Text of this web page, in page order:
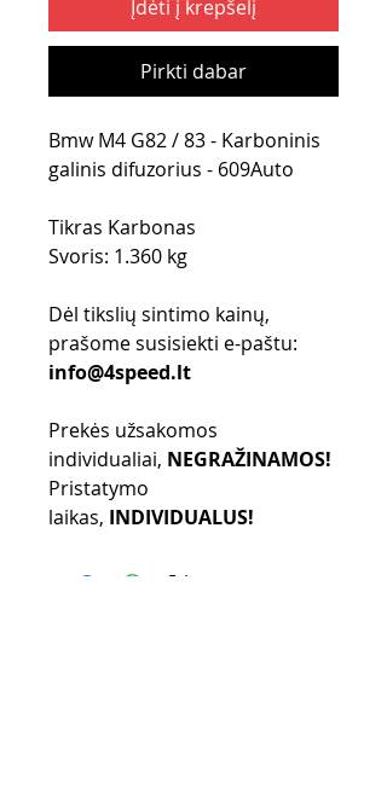
Įdėti į krepšelį
Pirkti dabar
Bmw M4 G82 / 83 - Karboninis
galinis difuzorius - 609Auto
Tikras Karbonas
Svoris: 1.360 kg
Dėl tikslių sintimo kainų,
prašome susisiekti e-paštu:
info@4speed.lt
Prekės užsakomos
individualiai, NEGRAŽINAMOS!
Pristatymo
laikas, INDIVIDUALUS!